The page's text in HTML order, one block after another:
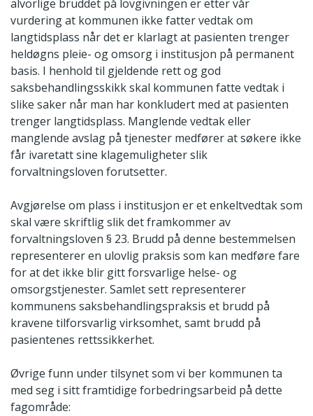
alvorlige bruddet på lovgivningen er etter vår
vurdering at kommunen ikke fatter vedtak om
langtidsplass når det er klarlagt at pasienten trenger
heldøgns pleie- og omsorg i institusjon på permanent
basis. I henhold til gjeldende rett og god
saksbehandlingsskikk skal kommunen fatte vedtak i
slike saker når man har konkludert med at pasienten
trenger langtidsplass. Manglende vedtak eller
manglende avslag på tjenester medfører at søkere ikke
får ivaretatt sine klagemuligheter slik
forvaltningsloven forutsetter.
Avgjørelse om plass i institusjon er et enkeltvedtak som
skal være skriftlig slik det framkommer av
forvaltningsloven § 23. Brudd på denne bestemmelsen
representerer en ulovlig praksis som kan medføre fare
for at det ikke blir gitt forsvarlige helse- og
omsorgstjenester. Samlet sett representerer
kommunens saksbehandlingspraksis et brudd på
kravene tilforsvarlig virksomhet, samt brudd på
pasientenes rettssikkerhet.
Øvrige funn under tilsynet som vi ber kommunen ta
med seg i sitt framtidige forbedringsarbeid på dette
fagområde: